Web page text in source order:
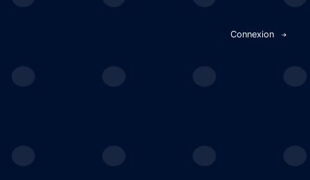
Connexion